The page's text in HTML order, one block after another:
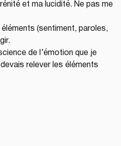
et ma lucidité. Ne pas me
éléments (sentiment, paroles,
de l’émotion que je
relever les éléments